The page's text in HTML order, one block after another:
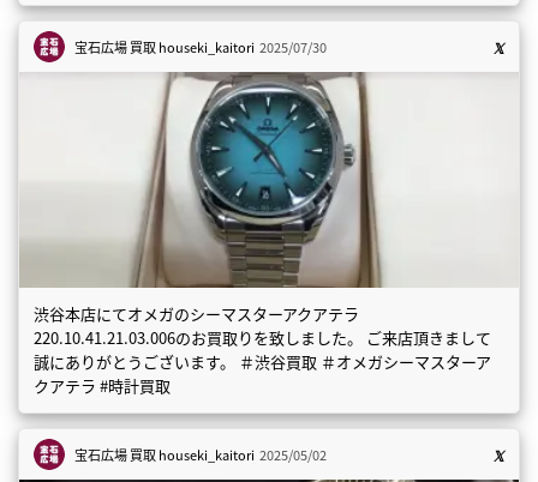
宝石広場 買取houseki_kaitori 2025/07/30
渋谷本店にてオメガのシーマスターアクアテラ
220.10.41.21.03.006のお買取りを致しました。 ご来店頂きまして
誠にありがとうございます。 ＃渋谷買取 ＃オメガシーマスターア
クアテラ #時計買取
宝石広場 買取houseki_kaitori 2025/05/02